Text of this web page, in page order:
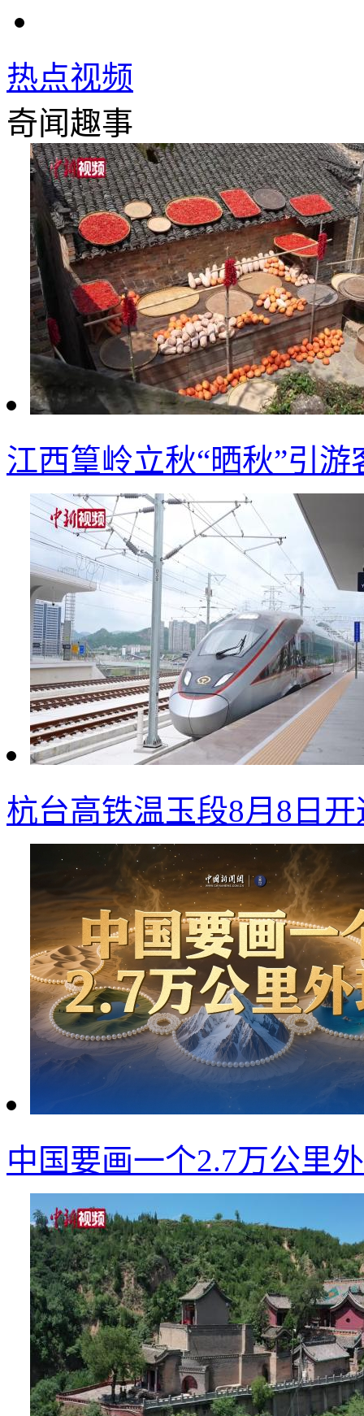
热点视频
奇闻趣事
江西篁岭立秋“晒秋”引游
杭台高铁温玉段8月8日
中国要画一个2.7万公里